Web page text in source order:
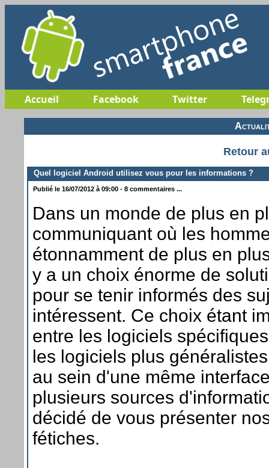
Accueil Facebook Twitter
Retour
Quel logiciel Android utilisez vous pour les informations ?
Publié le 16/07/2012 à 09:00 - 8 commentaires ...
Dans un monde de plus en
communiquant où les
étonnamment de plus en
y a un choix énorme de
pour se tenir informés des
intéressent. Ce choix étant
entre les logiciels
les logiciels plus
au sein d'une même
plusieurs sources
décidé de vous présenter
fétiches.